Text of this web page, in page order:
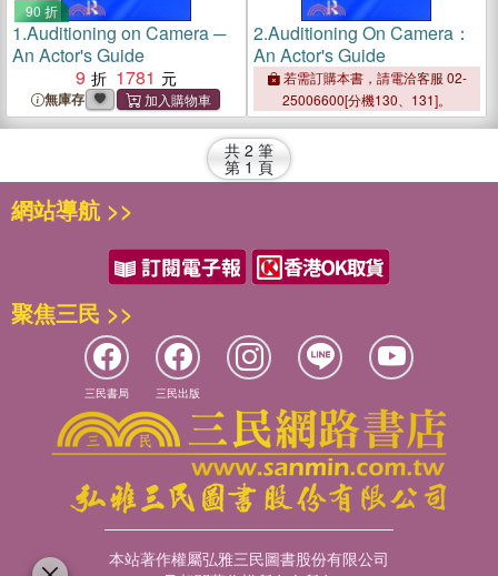
90 折
1.Auditioning on Camera ─
An Actor's Guide
9
1781
無庫存
2.Auditioning On Camera：
An Actor's Guide
若需訂購本書，請電洽客服 02-
25006600[分機130、131]。
共 2 筆
第 1 頁
網站導航 >>
聚焦三民 >>
三民書局 三民出版
本站著作權屬弘雅三民圖書股份有限公司